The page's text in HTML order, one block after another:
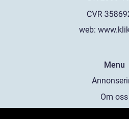
web:
Menu
Om oss